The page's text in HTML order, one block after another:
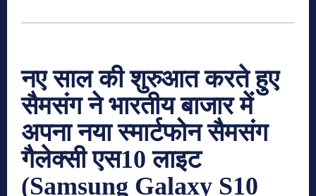
नए साल की शुरुआत करते हुए
सैमसंग ने भारतीय बाजार में
अपना नया स्मार्टफोन सैमसंग
गैलेक्सी एस10 लाइट
(Samsung Galaxy S10